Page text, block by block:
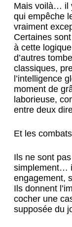
Mais voilà… il
qui empêche
vraiment
Certaines
à cette
d’autres
classiques,
l’intelligence
moment de
laborieuse,
entre deux
Et les
Ils ne sont
simplement…
engagement,
Ils donnent
cocher une
supposée du